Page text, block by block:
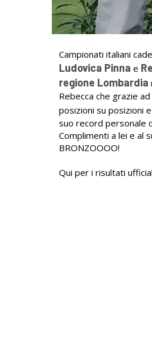
Campionati italiani
Ludovica Pinna e
regione Lombardia
Rebecca che grazie
posizioni su posizioni
suo record personale
Complimenti a lei e al
BRONZOOOO!
Qui per i risultati